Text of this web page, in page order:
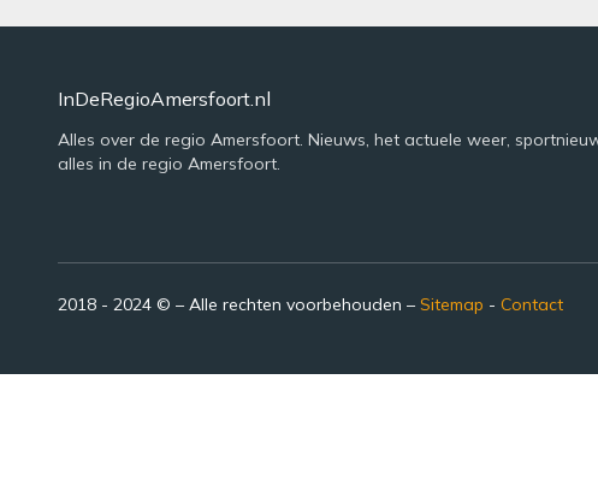
InDeRegioAmersfoort.nl
Alles over de regio Amersfoort. Nieuws, het actuele weer,
alles in de regio Amersfoort.
2018 - 2024 © – Alle rechten voorbehouden – Sitemap - Contact